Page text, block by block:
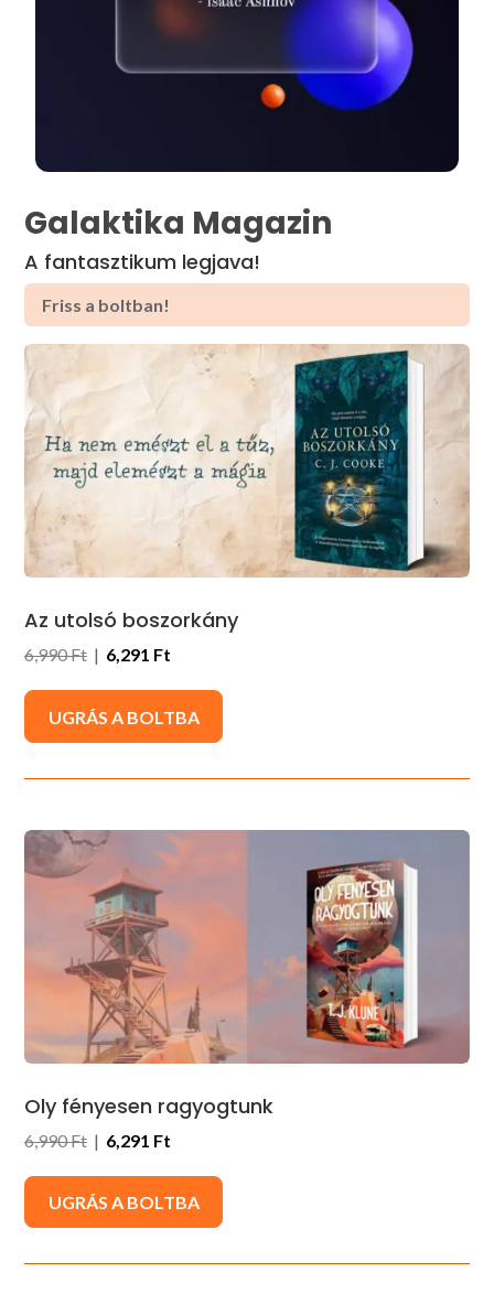
Galaktika Magazin
A fantasztikum legjava!
Friss a boltban!
Az utolsó boszorkány
6,990 Ft| 6,291 Ft
UGRÁS A BOLTBA
Oly fényesen ragyogtunk
6,990 Ft| 6,291 Ft
UGRÁS A BOLTBA